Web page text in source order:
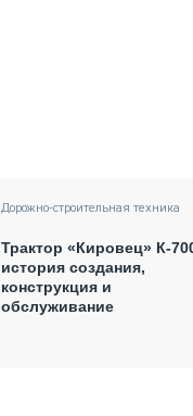
Дорожно-строительная техника
Трактор «Кировец» К-
история создания,
конструкция и
обслуживание